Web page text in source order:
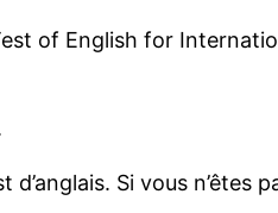
of English for
Si vous n’êtes